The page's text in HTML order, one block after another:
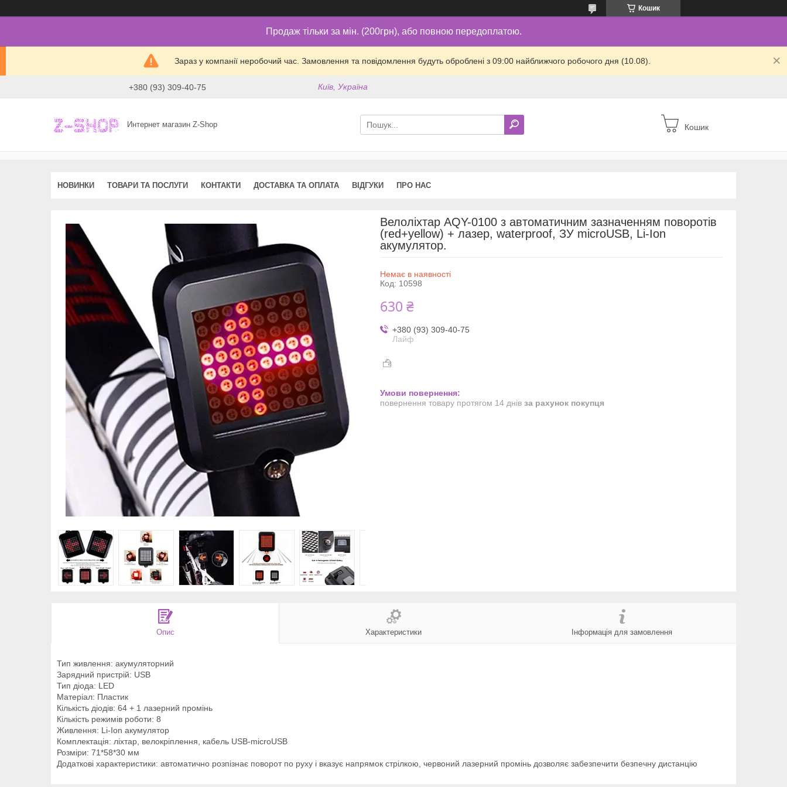
Кошик
Продаж тільки за мін. (200грн), або повною передоплатою.
Зараз у компанії неробочий час. Замовлення та повідомлення будуть оброблені з 09:00 найближчого робочого дня (10.08).
+380 (93) 309-40-75 Київ, Україна
Интернет магазин Z-Shop Кошик
НОВИНКИ ТОВАРИ ТА ПОСЛУГИ КОНТАКТИ ДОСТАВКА ТА ОПЛАТА ВІДГУКИ ПРО НАС
Велоліхтар AQY-0100 з автоматичним зазначенням поворотів
(red+yellow) + лазер, waterproof, ЗУ microUSB, Li-Ion
акумулятор.
Немає в наявності
Код: 10598
630 ₴
+380 (93) 309-40-75
Лайф
повернення товару протягом 14 днів за рахунок покупця
Опис Характеристики Інформація для замовлення
Тип живлення: акумуляторний
Зарядний пристрій: USB
Тип діода: LED
Матеріал: Пластик
Кількість діодів: 64 + 1 лазерний промінь
Кількість режимів роботи: 8
Живлення: Li-Ion акумулятор
Комплектація: ліхтар, велокріплення, кабель USB-microUSB
Розміри: 71*58*30 мм
Додаткові характеристики: автоматично розпізнає поворот по руху і вказує напрямок стрілкою, червоний лазерний промінь дозволяє забезпечити безпечну дистанцію